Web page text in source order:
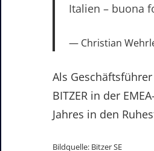
Italien – buona
Christian
Als
BITZER in der
Jahres in den
Bildquelle: Bitzer SE